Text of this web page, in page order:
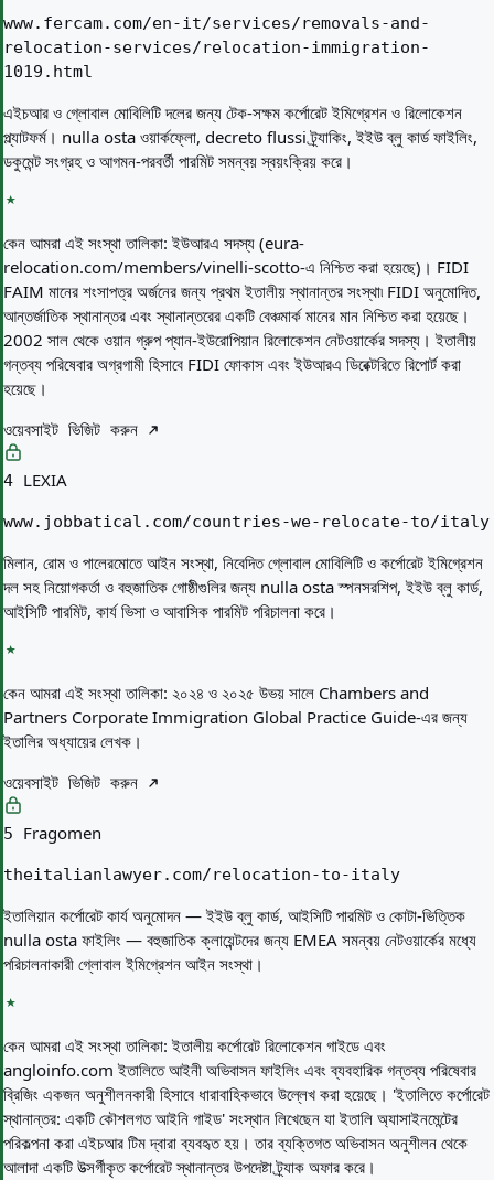
www.fercam.com/en-it/services/removals-and-
relocation-services/relocation-immigration-
1019.html
এইচআর ও গ্লোবাল মোবিলিটি দলের জন্য টেক-সক্ষম কর্পোরেট ইমিগ্রেশন ও রিলোকেশন
প্ল্যাটফর্ম। nulla osta ওয়ার্কফ্লো, decreto flussi ট্র্যাকিং, ইইউ ব্লু কার্ড ফাইলিং,
ডকুমেন্ট সংগ্রহ ও আগমন-পরবর্তী পারমিট সমন্বয় স্বয়ংক্রিয় করে।
কেন আমরা এই সংস্থা তালিকা:ইউআরএ সদস্য (eura-
relocation.com/members/vinelli-scotto-এ নিশ্চিত করা হয়েছে)। FIDI
FAIM মানের শংসাপত্র অর্জনের জন্য প্রথম ইতালীয় স্থানান্তর সংস্থা৷ FIDI অনুমোদিত,
আন্তর্জাতিক স্থানান্তর এবং স্থানান্তরের একটি বেঞ্চমার্ক মানের মান নিশ্চিত করা হয়েছে।
2002 সাল থেকে ওয়ান গ্রুপ প্যান-ইউরোপিয়ান রিলোকেশন নেটওয়ার্কের সদস্য। ইতালীয়
গন্তব্য পরিষেবার অগ্রগামী হিসাবে FIDI ফোকাস এবং ইউআরএ ডিরেক্টরিতে রিপোর্ট করা
হয়েছে।
ওয়েবসাইট ভিজিট করুন
4 LEXIA
www.jobbatical.com/countries-we-relocate-to/italy
মিলান, রোম ও পালেরমোতে আইন সংস্থা, নিবেদিত গ্লোবাল মোবিলিটি ও কর্পোরেট ইমিগ্রেশন
দল সহ নিয়োগকর্তা ও বহুজাতিক গোষ্ঠীগুলির জন্য nulla osta স্পনসরশিপ, ইইউ ব্লু কার্ড,
আইসিটি পারমিট, কার্য ভিসা ও আবাসিক পারমিট পরিচালনা করে।
কেন আমরা এই সংস্থা তালিকা: ২০২৪ ও ২০২৫ উভয় সালে Chambers and
Partners Corporate Immigration Global Practice Guide-এর জন্য
ইতালির অধ্যায়ের লেখক।
ওয়েবসাইট ভিজিট করুন
5 Fragomen
theitalianlawyer.com/relocation-to-italy
ইতালিয়ান কর্পোরেট কার্য অনুমোদন — ইইউ ব্লু কার্ড, আইসিটি পারমিট ও কোটা-ভিত্তিক
nulla osta ফাইলিং — বহুজাতিক ক্লায়েন্টদের জন্য EMEA সমন্বয় নেটওয়ার্কের মধ্যে
পরিচালনাকারী গ্লোবাল ইমিগ্রেশন আইন সংস্থা।
কেন আমরা এই সংস্থা তালিকা:ইতালীয় কর্পোরেট রিলোকেশন গাইডে এবং
angloinfo.com ইতালিতে আইনী অভিবাসন ফাইলিং এবং ব্যবহারিক গন্তব্য পরিষেবার
ব্রিজিং একজন অনুশীলনকারী হিসাবে ধারাবাহিকভাবে উল্লেখ করা হয়েছে। 'ইতালিতে কর্পোরেট
স্থানান্তর: একটি কৌশলগত আইনি গাইড' সংস্থান লিখেছেন যা ইতালি অ্যাসাইনমেন্টের
পরিকল্পনা করা এইচআর টিম দ্বারা ব্যবহৃত হয়। তার ব্যক্তিগত অভিবাসন অনুশীলন থেকে
আলাদা একটি উত্সর্গীকৃত কর্পোরেট স্থানান্তর উপদেষ্টা ট্র্যাক অফার করে।